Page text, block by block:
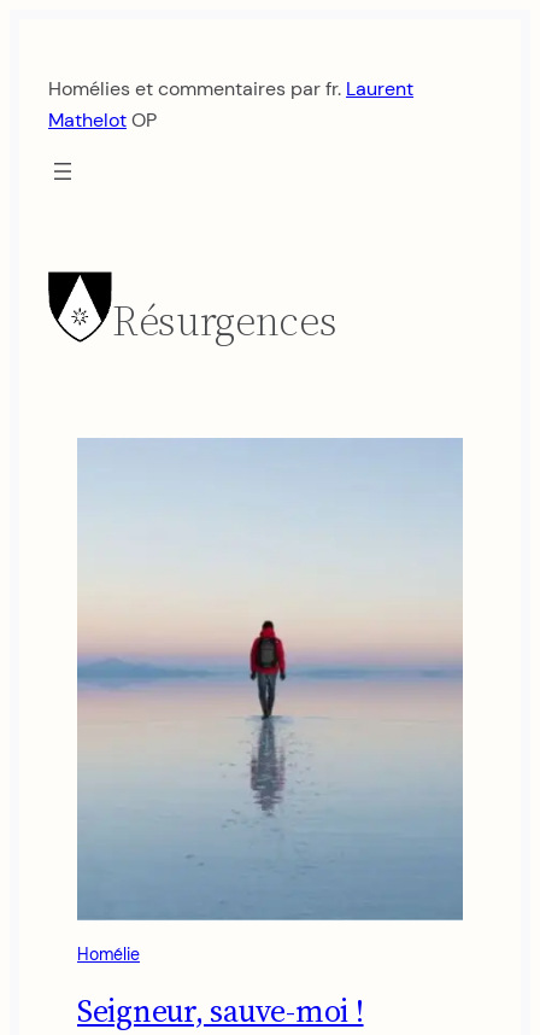
contenu
Homélies et commentaires par fr. Laurent
MathelotOP
Résurgences
Homélie
Seigneur, sauve-moi !